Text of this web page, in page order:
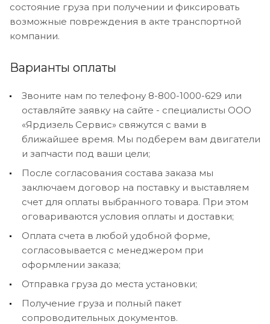
состояние груза при получении и фиксировать
возможные повреждения в акте транспортной
компании.
Варианты оплаты
Звоните нам по телефону 8-800-1000-629 или
оставляйте заявку на сайте - специалисты ООО
«Ярдизель Сервис» свяжутся с вами в
ближайшее время. Мы подберем вам двигатели
и запчасти под ваши цели;
После согласования состава заказа мы
заключаем договор на поставку и выставляем
счет для оплаты выбранного товара. При этом
оговариваются условия оплаты и доставки;
Оплата счета в любой удобной форме,
согласовывается с менеджером при
оформлении заказа;
Отправка груза до места установки;
Получение груза и полный пакет
сопроводительных документов.